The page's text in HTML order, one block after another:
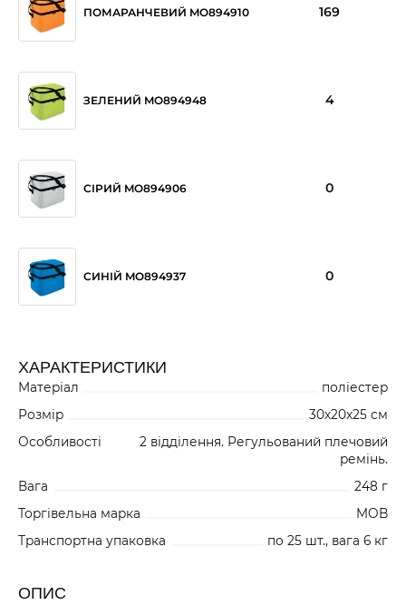
ПОМАРАНЧЕВИЙ MO894910 169
ЗЕЛЕНИЙ MO894948 4
СІРИЙ MO894906 0
СИНІЙ MO894937 0
ХАРАКТЕРИСТИКИ
Матеріал
поліестер
Розмір
30х20х25 см
Особливості
2 відділення. Регульований плечовий
ремінь.
Вага
248 г
Торгівельна марка
MOB
Транспортна упаковка
по 25 шт., вага 6 кг
ОПИС